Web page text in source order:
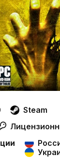
Steam